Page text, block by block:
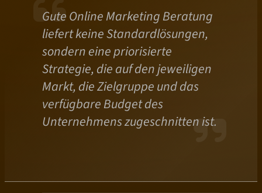
Gute Online Marketing Beratung
liefert keine Standardlösungen,
sondern eine priorisierte
Strategie, die auf den jeweiligen
Markt, die Zielgruppe und das
verfügbare Budget des
Unternehmens zugeschnitten ist.